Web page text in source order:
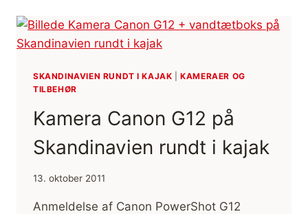
SKANDINAVIEN RUNDT I KAJAK |KAMERAER OG
TILBEHØR
Kamera Canon G12 på
Skandinavien rundt i kajak
13. oktober 2011
Anmeldelse af Canon PowerShot G12